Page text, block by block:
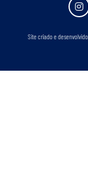
Site criado e